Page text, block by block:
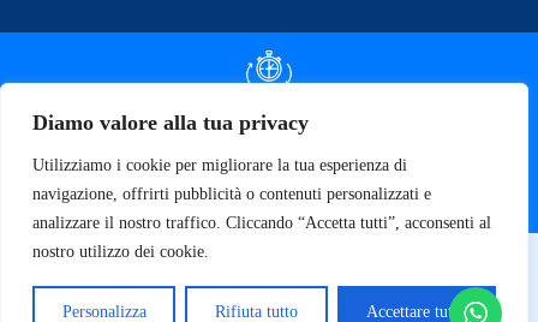
Diamo valore alla tua privacy
Utilizziamo i cookie per migliorare la tua esperienza di
navigazione, offrirti pubblicità o contenuti personalizzati e
analizzare il nostro traffico. Cliccando “Accetta tutti”, acconsenti al
nostro utilizzo dei cookie.
Personalizza Rifiuta tutto Accettare tutto
DOCUMENTAZIONE SLA
SPECIFICHE TECNICHE
© 2026 SOFT TECNOLOGY | P.IVA 02137470643
Privacy Policy